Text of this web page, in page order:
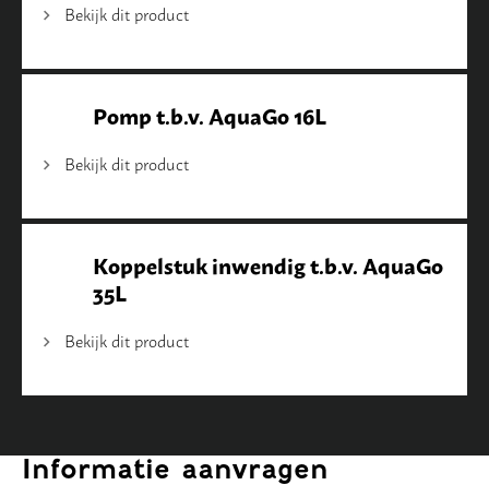
Bekijk dit product
Pomp t.b.v. AquaGo 16L
Bekijk dit product
Koppelstuk inwendig t.b.v. AquaGo
35L
Bekijk dit product
Informatie aanvragen